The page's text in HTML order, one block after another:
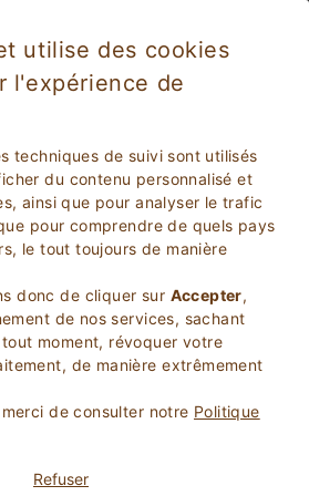
utilise des cookies
l'expérience de
techniques de suivi sont utilisés
du contenu personnalisé et
ainsi que pour analyser le trafic
pour comprendre de quels pays
le tout toujours de manière
donc de cliquer sur Accepter,
de nos services, sachant
moment, révoquer votre
de manière extrêmement
de consulter notre Politique
Refuser
14 Lits
AU PROPRIETAIRE
RESERVEZ